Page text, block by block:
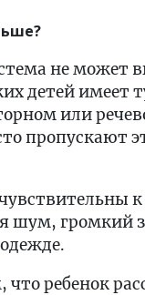
не может
детей имеет
или
пропускают
громкий
ребенок